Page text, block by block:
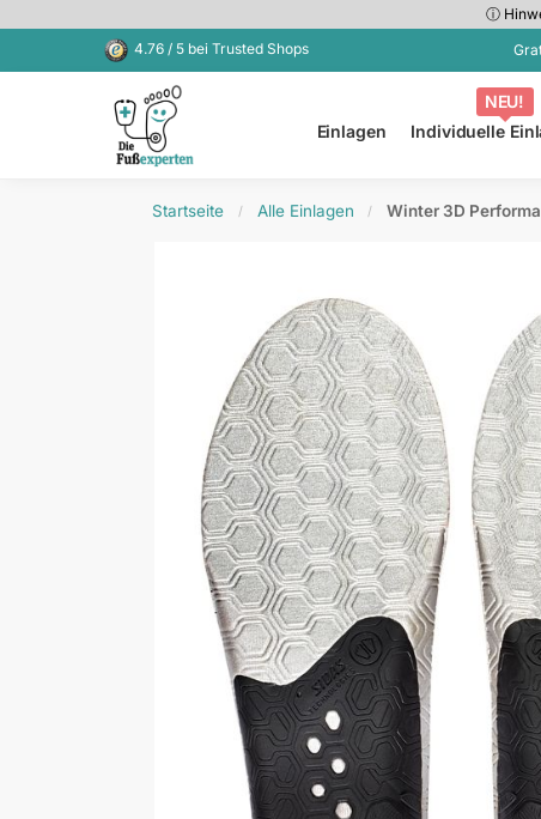
ⓘ
4.76 / 5 bei Trusted Shops
Einlagen
NEU!
Individuelle
Kürzlich hinzugefügt
Startseite / Alle Einlagen / Winter 3D